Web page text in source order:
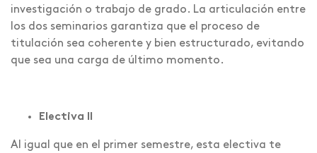
investigación o trabajo de grado. La articulación entre
los dos seminarios garantiza que el proceso de
titulación sea coherente y bien estructurado, evitando
que sea una carga de último momento.
Electiva II
Al igual que en el primer semestre, esta electiva te